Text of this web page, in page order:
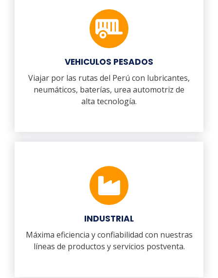
VEHICULOS PESADOS
Viajar por las rutas del Perú con lubricantes,
neumáticos, baterías, urea automotriz de
alta tecnología.
INDUSTRIAL
Máxima eficiencia y confiabilidad con nuestras
líneas de productos y servicios postventa.